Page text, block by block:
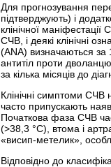
Для прогнозування
підтверджують) і
клінічної
СЧВ, і деякі клінічні
(ANA) визначаються за
антитіл проти
за кілька місяців до
Клінічні симптоми СЧВ
часто припускають
Початкова фаза СЧВ
(>38,3 °С), втома і
«висип-метелик»,
Відповідно до